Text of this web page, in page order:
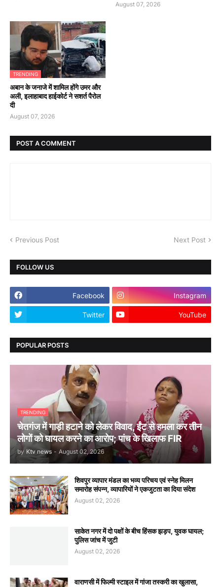
August 07, 2026
TRENDING
अबान के जनाजे में शामिल होंगे उमर और
अली, इलाहाबाद हाईकोर्ट ने सशर्त पैरोल
दी
August 07, 2026
POST A COMMENT
Previous Post Next Post
FOLLOW US
Facebook Instagram
Twitter YouTube
POPULAR POSTS
TRENDING
चेतगंज में गाड़ी हटाने को लेकर विवाद, ईंट से हमला कर तीन
लोगों को घायल करने का आरोप; पांच के खिलाफ FIR
by Ktv news - August 02, 2026
शिवपुर व्यापार मंडल का भव्य परिचय एवं स्नेह मिलन
समारोह संपन्न, व्यापारियों ने एकजुटता का दिया संदेश
August 02, 2026
साकेत नगर में दो पक्षों के बीच हिंसक झड़प, युवक घायल;
पुलिस जांच में जुटी
August 02, 2026
वाराणसी में फिल्मी स्टाइल में गांजा तस्करी का खुलासा,